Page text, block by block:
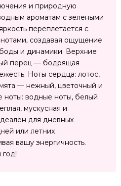
и природную
ароматам с зелеными
переплетается с
создавая ощущение
и динамики. Верхние
перец — бодрящая
Ноты сердца: лотос,
— нежный, цветочный и
ноты: водные ноты, белый
мускусная и
для дневных
или летних
вашу энергичность.
год!